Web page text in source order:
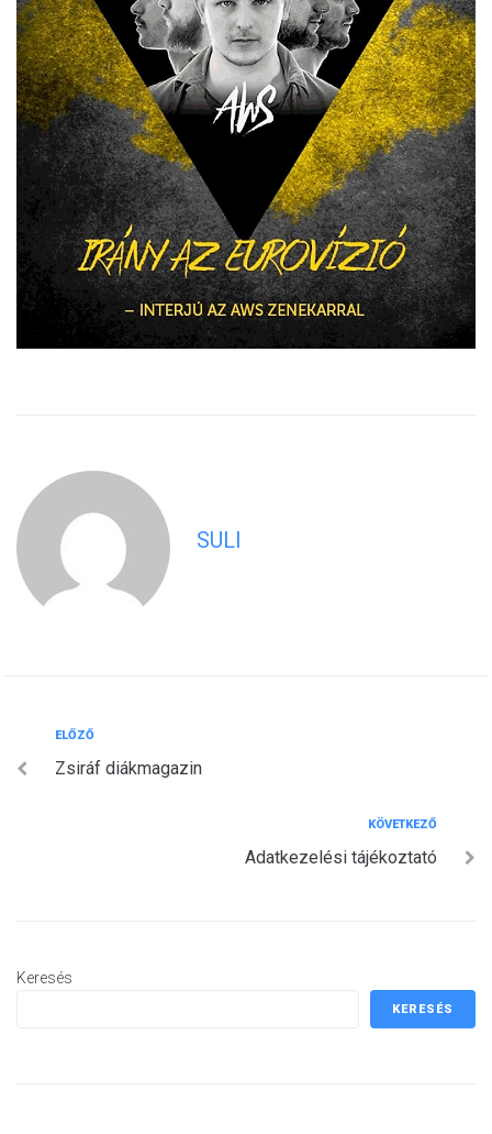
SULI
Bejegyzés
navigáció
Előző
ELŐZŐ
Zsiráf diákmagazin
KÖVETKEZŐ
Adatkezelési tájékoztató
Keresés
KERESÉS